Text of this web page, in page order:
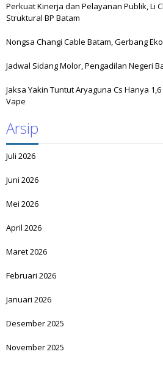
Perkuat Kinerja dan Pelayanan Publik, Li
Struktural BP Batam
Nongsa Changi Cable Batam, Gerbang
Jadwal Sidang Molor, Pengadilan Negeri
Jaksa Yakin Tuntut Aryaguna Cs Hanya
Vape
Arsip
Juli 2026
Juni 2026
Mei 2026
April 2026
Maret 2026
Februari 2026
Januari 2026
Desember 2025
November 2025